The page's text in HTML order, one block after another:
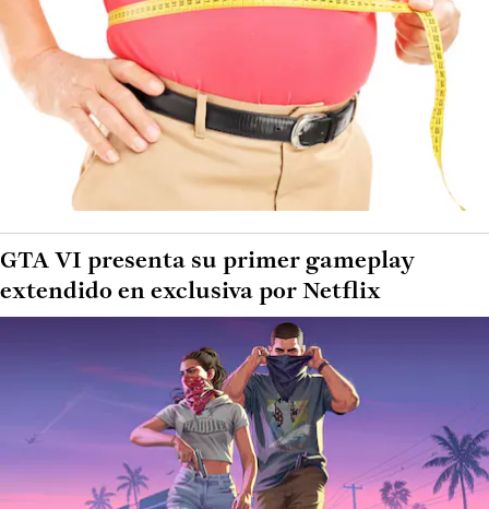
GTA VI presenta su primer gameplay
extendido en exclusiva por Netflix